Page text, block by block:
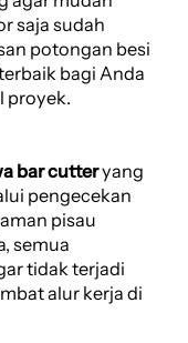
saja sudah
potongan besi
bagi Anda
proyek.
bar cutteryang
pengecekan
pisau
semua
tidak terjadi
alur kerja di